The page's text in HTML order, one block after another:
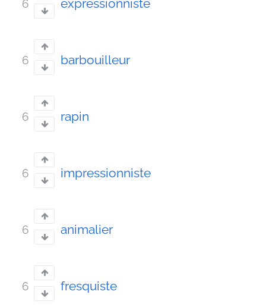
6 expressionniste
6 barbouilleur
6 rapin
6 impressionniste
6 animalier
6 fresquiste